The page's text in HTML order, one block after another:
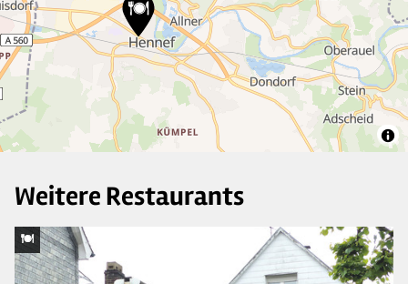
18
2
2
Weitere Restaurants